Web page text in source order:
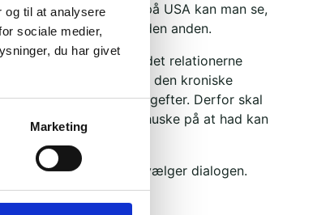
og til at analysere
sociale medier,
du har givet
Marketing
i Danmark. Når ser på USA kan man se,
fra den ene dag til den anden.
så ødelægger det relationerne
akut, men langsomt. Og den kroniske
at komme af med bagefter. Derfor skal
ser hadretorik. Og huske på at had kan
fingre for, at USA vælger dialogen.